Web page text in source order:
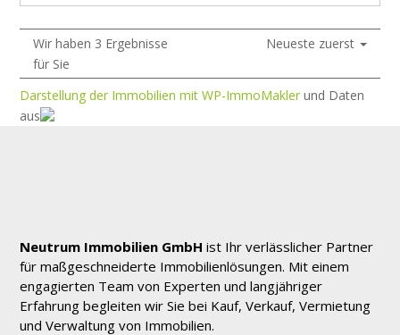
Wir haben 3 Ergebnisse
für Sie
Neueste zuerst
Darstellung der Immobilien mit WP-ImmoMakler und Daten
aus
Neutrum Immobilien GmbH ist Ihr verlässlicher Partner
für maßgeschneiderte Immobilienlösungen. Mit einem
engagierten Team von Experten und langjähriger
Erfahrung begleiten wir Sie bei Kauf, Verkauf, Vermietung
und Verwaltung von Immobilien.